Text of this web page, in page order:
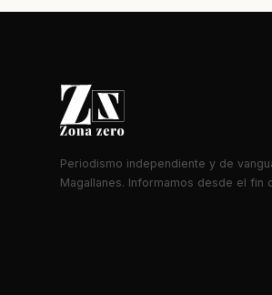
Periodismo independiente y de
Magallanes. Informamos desde el fin